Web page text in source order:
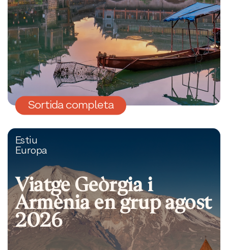
Sortida completa
Estiu
Europa
Viatge Geòrgia i
Armènia en grup agost
2026